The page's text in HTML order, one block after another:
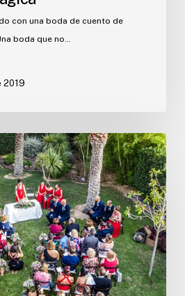
con una boda de cuento de
boda que no…
2019